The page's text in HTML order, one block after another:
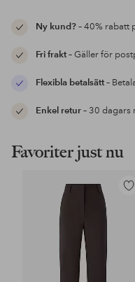
Ny kund?– 40% rabatt
Fri frakt– Gäller för
Flexibla betalsätt–
Enkel retur– 30
Favoriter just nu
Lägg